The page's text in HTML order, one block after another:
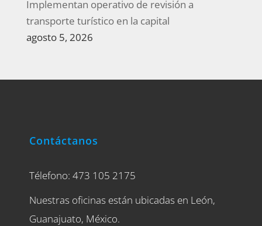
Implementan operativo de revisión a
transporte turístico en la capital
agosto 5, 2026
Contáctanos
Télefono: 473 105 2175
Nuestras oficinas están ubicadas en León,
Guanajuato, México.